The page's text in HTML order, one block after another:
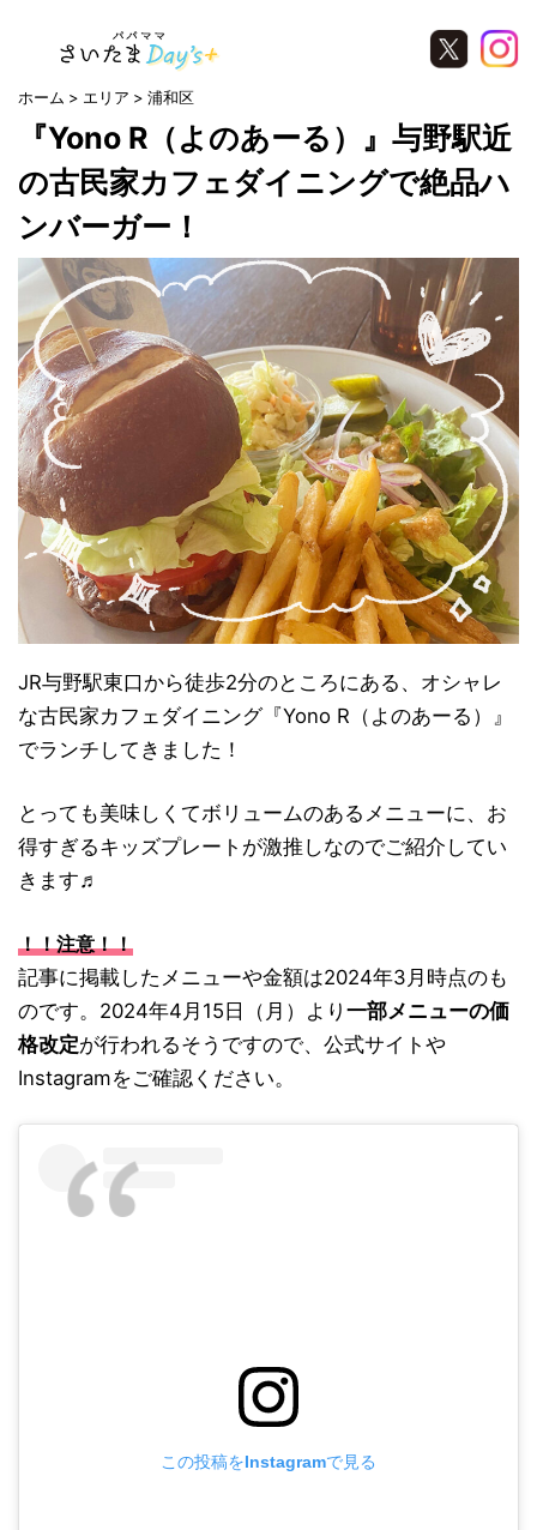
ホーム エリア 浦和区
『Yono R（よのあーる）』与野駅近
の古民家カフェダイニングで絶品ハ
ンバーガー！
JR与野駅東口から徒歩2分のところにある、オシャレ
な古民家カフェダイニング『Yono R（よのあーる）』
でランチしてきました！
とっても美味しくてボリュームのあるメニューに、お
得すぎるキッズプレートが激推しなのでご紹介してい
きます♬
！！注意！！
記事に掲載したメニューや金額は2024年3月時点のも
のです。2024年4月15日（月）より 一部メニューの価
格改定が行われるそうですので、公式サイトや
Instagramをご確認ください。
この投稿をInstagramで見る